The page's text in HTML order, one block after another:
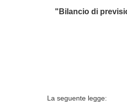
"Bilancio di
La seguente legge: